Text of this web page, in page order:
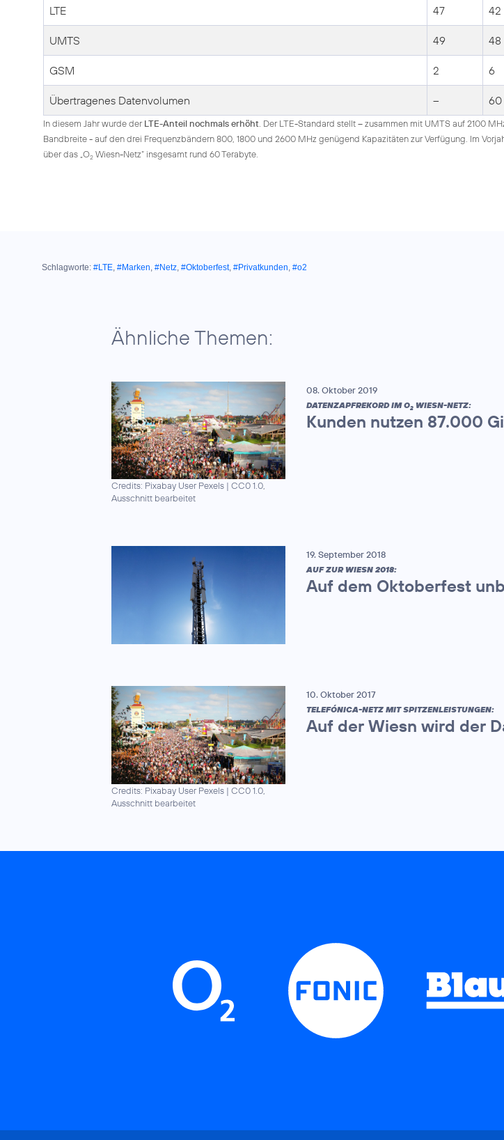
LTE 47 42
UMTS 49 48
GSM 2 6
Übertragenes Datenvolumen -- 60
In diesem Jahr wurde derLTE-Anteil nochmals erhöht . Der LTE-Standard stellt – zusammen mit UMTS auf 2100
Bandbreite - auf den drei Frequenzbändern 800, 1800 und 2600 MHz genügend Kapazitäten zur Verfügung. Im
über das „O2 Wiesn-Netz“ insgesamt rund 60 Terabyte.
Schlagworte: #LTE, #Marken, #Netz, #Oktoberfest, #Privatkunden, #o2
Ähnliche Themen:
Credits: Pixabay User Pexels | CC0 1.0,
Ausschnitt bearbeitet
08. Oktober 2019
DATENZAPFREKORD IM O2 WIESN-NETZ:
Kunden nutzen 87.000
19. September 2018
AUF ZUR WIESN 2018:
Auf dem Oktoberfest
Credits: Pixabay User Pexels | CC0 1.0,
Ausschnitt bearbeitet
10. Oktober 2017
TELEFÓNICA-NETZ MIT SPITZENLEISTUNGEN:
Auf der Wiesn wird der